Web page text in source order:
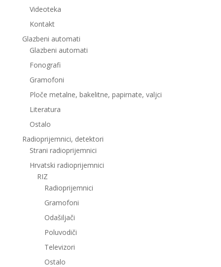
Videoteka
Kontakt
Glazbeni automati
Glazbeni automati
Fonografi
Gramofoni
Ploče metalne, bakelitne, papirnate, valjci
Literatura
Ostalo
Radioprijemnici, detektori
Strani radioprijemnici
Hrvatski radioprijemnici
RIZ
Radioprijemnici
Gramofoni
Odašiljači
Poluvodiči
Televizori
Ostalo